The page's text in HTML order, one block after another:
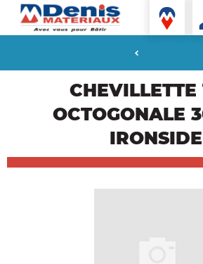
Denis
CHEVILLETTE
OCTOGONALE
IRONSIDE